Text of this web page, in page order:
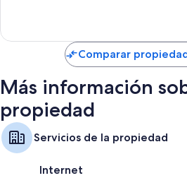
Comparar
Más información
propiedad
Servicios de la propiedad
Internet